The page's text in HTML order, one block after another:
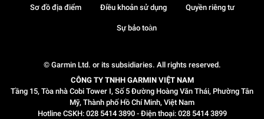
© Garmin Ltd. or its subsidiaries. All rights reserved.
CÔNG TY TNHH GARMIN VIỆT NAM
Tầng 15, Tòa nhà Cobi Tower I, Số 5 Đường Hoàng Văn Thái, Phường Tân
Mỹ, Thành phố Hồ Chí Minh, Việt Nam
Hotline CSKH: 028 5414 3890 - Điện thoại: 028 5414 3899
Sơ đồ địa điểm Điều khoản sử dụng Quyền riêng tư
Sự bảo toàn